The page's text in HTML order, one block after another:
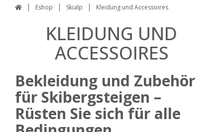
Eshop Skialp Kleidung und Accessoires
KLEIDUNG UND
ACCESSOIRES
Bekleidung und Zubehör
für Skibergsteigen –
Rüsten Sie sich für alle